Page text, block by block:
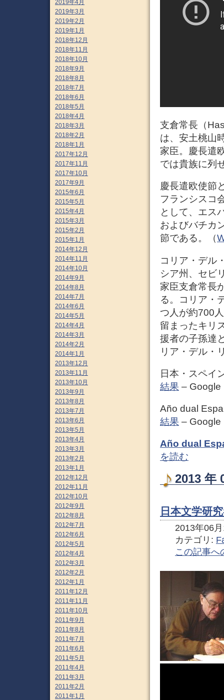
支倉常長（
は、安土桃山
家臣。慶長遣
では貴族に列
慶長遣欧使節
フランシスコ
として、エス
およびバチカ
節である。（
コリア・デル
シア州、セビ
家臣支倉常長
る。コリア・
つ人が約700
留まったキリ
援者の子孫達
リア・デル・
日本・スペイ
結果 – Google
Año dual
結果 – Google
Año dual
を読む
2013 年
日本文学研
2013年06
カテゴリ:
この記事へ
2019年4月
2019年3月
2019年2月
2019年1月
2018年12月
2018年11月
2018年10月
2018年9月
2018年8月
2018年7月
2018年6月
2018年5月
2018年4月
2018年3月
2018年2月
2018年1月
2017年12月
2017年11月
2017年10月
2017年9月
2015年6月
2015年5月
2015年4月
2015年3月
2015年2月
2015年1月
2014年12月
2014年11月
2014年10月
2014年9月
2014年8月
2014年7月
2014年6月
2014年5月
2014年4月
2014年3月
2014年2月
2014年1月
2013年12月
2013年11月
2013年10月
2013年9月
2013年8月
2013年7月
2013年6月
2013年5月
2013年4月
2013年3月
2013年2月
2013年1月
2012年12月
2012年11月
2012年10月
2012年9月
2012年8月
2012年7月
2012年6月
2012年5月
2012年4月
2012年3月
2012年2月
2012年1月
2011年12月
2011年11月
2011年10月
2011年9月
2011年8月
2011年7月
2011年6月
2011年5月
2011年4月
2011年3月
2011年2月
2011年1月